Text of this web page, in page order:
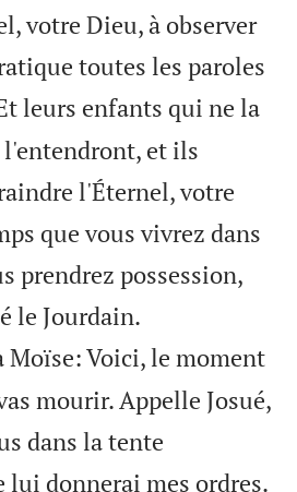
votre Dieu, à observer
toutes les paroles
leurs enfants qui ne la
et ils
l'Éternel, votre
que vous vivrez dans
prendrez possession,
le Jourdain.
Moïse: Voici, le moment
mourir. Appelle Josué,
dans la tente
lui donnerai mes ordres.